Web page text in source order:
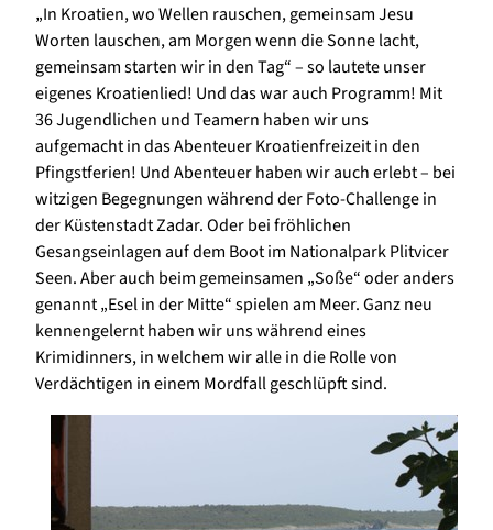
„In Kroatien, wo Wellen rauschen, gemeinsam Jesu
Worten lauschen, am Morgen wenn die Sonne lacht,
gemeinsam starten wir in den Tag“ – so lautete unser
eigenes Kroatienlied! Und das war auch Programm! Mit
36 Jugendlichen und Teamern haben wir uns
aufgemacht in das Abenteuer Kroatienfreizeit in den
Pfingstferien! Und Abenteuer haben wir auch erlebt – bei
witzigen Begegnungen während der Foto-Challenge in
der Küstenstadt Zadar. Oder bei fröhlichen
Gesangseinlagen auf dem Boot im Nationalpark Plitvicer
Seen. Aber auch beim gemeinsamen „Soße“ oder anders
genannt „Esel in der Mitte“ spielen am Meer. Ganz neu
kennengelernt haben wir uns während eines
Krimidinners, in welchem wir alle in die Rolle von
Verdächtigen in einem Mordfall geschlüpft sind.